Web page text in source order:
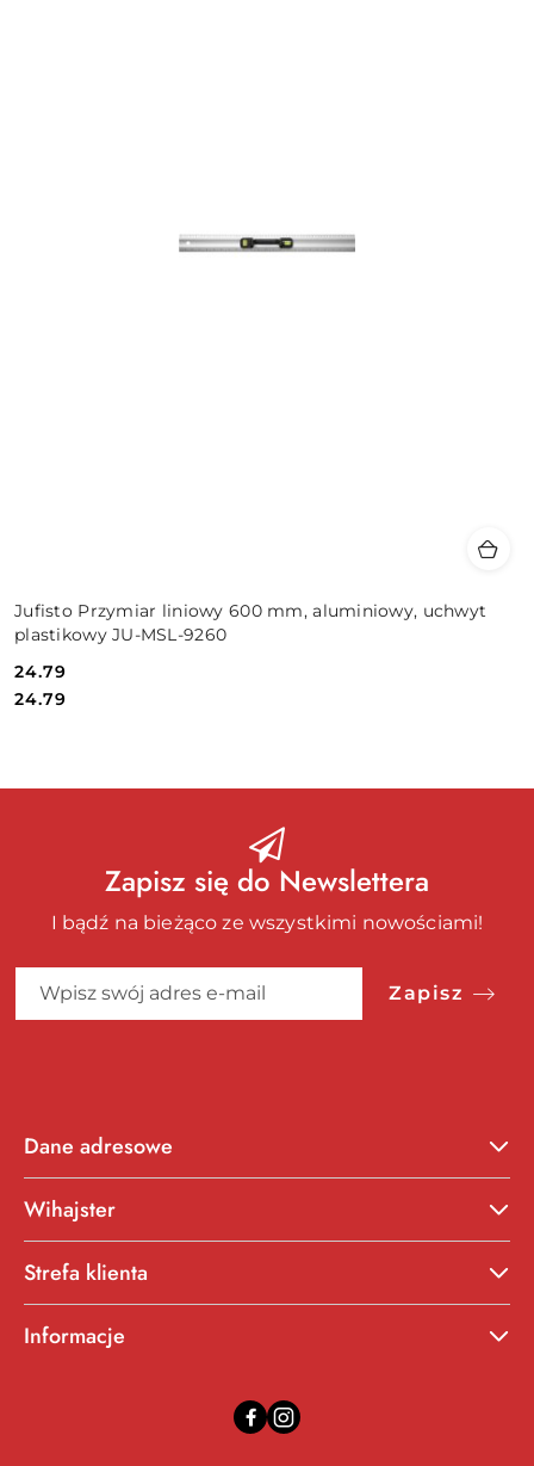
Jufisto Przymiar liniowy 600 mm, aluminiowy, uchwyt
plastikowy JU-MSL-9260
Cena:
24.79
Cena:
24.79
Zapisz się do Newslettera
I bądź na bieżąco ze wszystkimi nowościami!
Zapisz
Dane adresowe
Wihajster
Strefa klienta
Informacje